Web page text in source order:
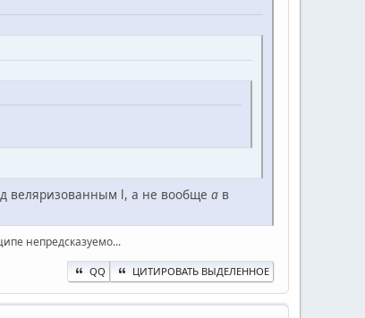
веляризованным l, а не вообще а в
непредсказуемо...
QQ ЦИТИРОВАТЬ ВЫДЕЛЕННОЕ